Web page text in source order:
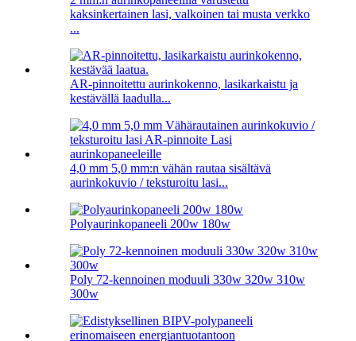
kaksinkertainen lasi, valkoinen tai musta verkko
...
AR-pinnoitettu aurinkokenno, lasikarkaistu ja
kestävällä laadulla...
4,0 mm 5,0 mm:n vähän rautaa sisältävä
aurinkokuvio / teksturoitu lasi...
Polyaurinkopaneeli 200w 180w
Poly 72-kennoinen moduuli 330w 320w 310w
300w